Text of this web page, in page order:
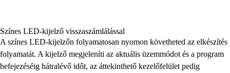
Színes LED-kijelző visszaszámlálással
A színes LED-kijelzőn folyamatosan nyomon követheted az elkészítés
folyamatát. A kijelző megjeleníti az aktuális üzemmódot és a program
befejezéséig hátralévő időt, az áttekinthető kezelőfelület pedig